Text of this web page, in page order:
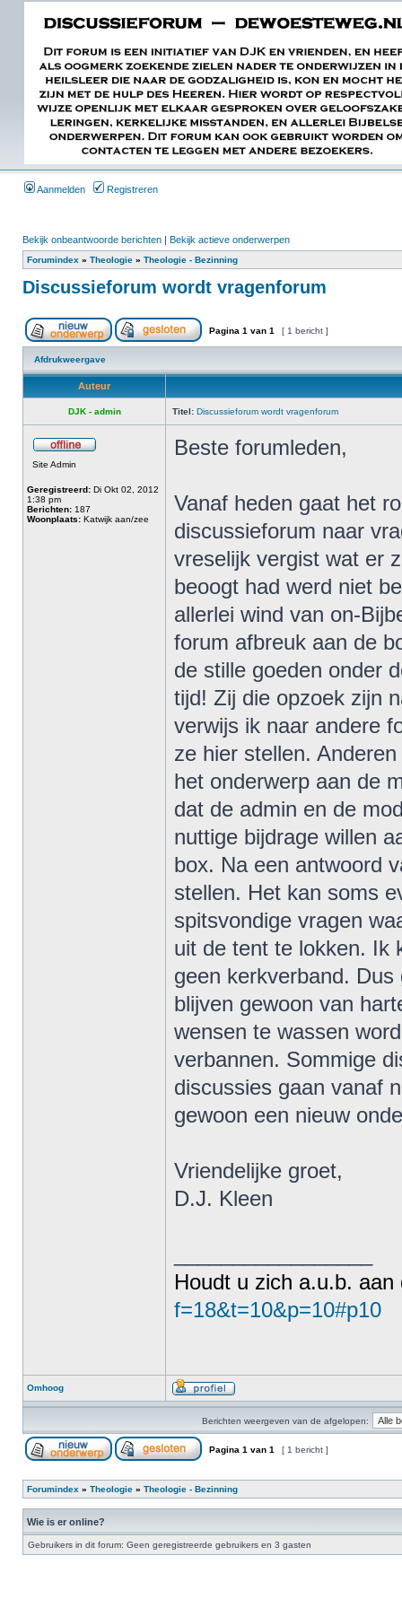
Aanmelden Registreren
Bekijk onbeantwoorde berichten | Bekijk actieve onderwerpen
Forumindex » Theologie » Theologie - Bezinning
Discussieforum wordt vragenforum
Pagina 1 van 1 [ 1 bericht ]
Afdrukweergave
Auteur
DJK - admin Titel: Discussieforum wordt vragenforum
Site Admin
Geregistreerd: Di Okt 02, 2012
1:38 pm
Berichten: 187
Woonplaats: Katwijk aan/zee
Beste forumleden,
Vanaf heden gaat het
discussieforum naar
vreselijk vergist wat er
beoogt had werd niet
allerlei wind van on-
forum afbreuk aan de
de stille goeden onder
tijd! Zij die opzoek zijn
verwijs ik naar andere
ze hier stellen.
het onderwerp aan de
dat de admin en de
nuttige bijdrage willen
box. Na een antwoord
stellen. Het kan soms
spitsvondige vragen
uit de tent te lokken. Ik
geen kerkverband.
blijven gewoon van
wensen te wassen
verbannen. Sommige
discussies gaan vanaf
gewoon een nieuw
Vriendelijke groet,
D.J. Kleen
Houdt u zich a.u.b.
f=18&t=10&p=10#p10
Omhoog
Berichten weergeven van de afgelopen:
Pagina 1 van 1 [ 1 bericht ]
Forumindex » Theologie » Theologie - Bezinning
Wie is er online?
Gebruikers in dit forum: Geen geregistreerde gebruikers en 3 gasten